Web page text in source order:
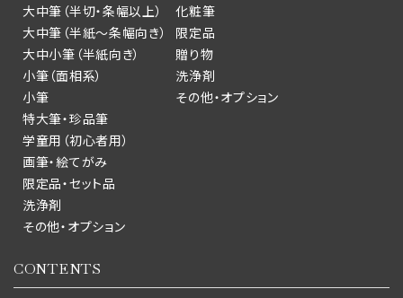
大中筆（半切・条幅以上）
大中筆（半紙～条幅向き）
大中小筆（半紙向き）
小筆（面相系）
小筆
特大筆・珍品筆
学童用（初心者用）
画筆・絵てがみ
限定品・セット品
洗浄剤
その他・オプション
化粧筆
限定品
贈り物
洗浄剤
その他・オプション
CONTENTS